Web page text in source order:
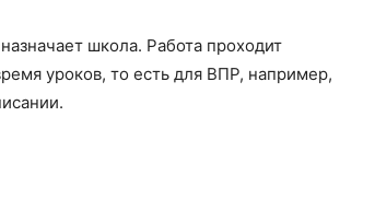
школа. Работа проходит
уроков, то есть для ВПР, например,